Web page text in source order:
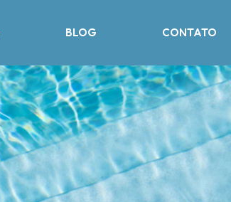
BLOG CONTATO